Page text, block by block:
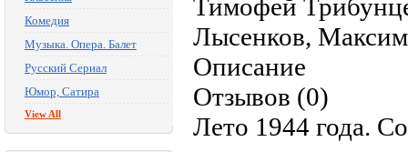
Комедия
Музыка. Опера. Балет
Русский Сериал
Юмор, Сатира
View All
Тимофей
Лысенков,
Описание
Отзывов (0)
Лето 1944 года.